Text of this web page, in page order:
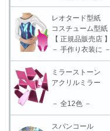
レオタード型紙
コスチューム型紙
【 正規品販売店 】
－ 手作り衣装に －
ミラーストーン
アクリルミラー
－ 全12色 －
スパンコール